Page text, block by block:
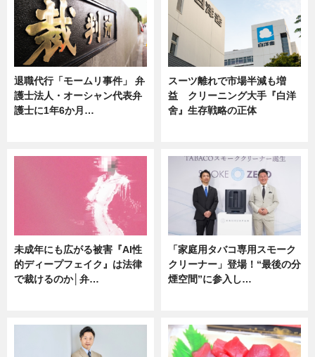
退職代行「モームリ事件」 弁
護士法人・オーシャン代表弁
護士に1年6か月…
スーツ離れで市場半減も増
益 クリーニング大手『白洋
舍』生存戦略の正体
未成年にも広がる被害『AI性
的ディープフェイク』は法律
で裁けるのか│弁…
「家庭用タバコ専用スモーク
クリーナー」登場！“最後の分
煙空間”に参入し…